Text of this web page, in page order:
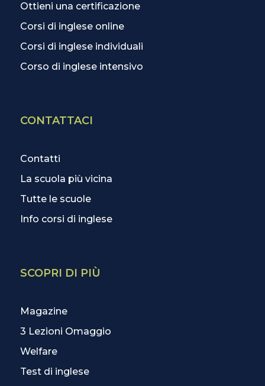
Ottieni una certificazione
Corsi di inglese online
Corsi di inglese individuali
Corso di inglese intensivo
CONTATTACI
Contatti
La scuola più vicina
Tutte le scuole
Info corsi di inglese
SCOPRI DI PIÙ
Magazine
3 Lezioni Omaggio
Welfare
Test di inglese